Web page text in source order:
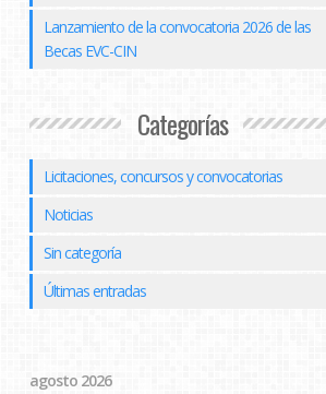
Lanzamiento de la convocatoria 2026 de las
Becas EVC-CIN
Categorías
Licitaciones, concursos y convocatorias
Noticias
Sin categoría
Últimas entradas
agosto 2026